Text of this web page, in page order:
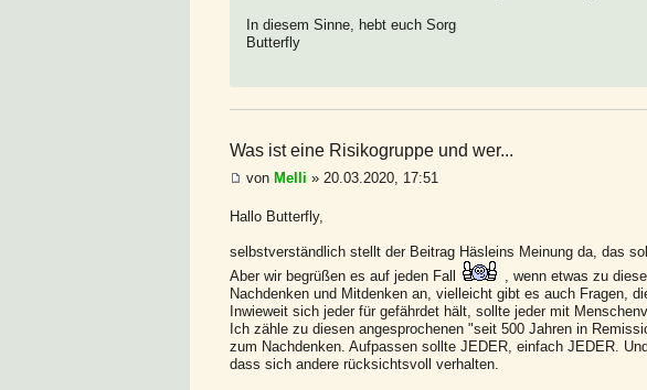
In diesem Sinne, hebt euch Sorg
Butterfly
Was ist eine Risikogruppe und wer...
von Melli » 20.03.2020, 17:51
Hallo Butterfly,
selbstverständlich stellt der Beitrag Häsleins Meinung da, das
Aber wir begrüßen es auf jeden Fall
, wenn etwas zu
Nachdenken und Mitdenken an, vielleicht gibt es auch Fragen,
Inwieweit sich jeder für gefährdet hält, sollte jeder mit
Ich zähle zu diesen angesprochenen "seit 500 Jahren in
zum Nachdenken. Aufpassen sollte JEDER, einfach JEDER.
dass sich andere rücksichtsvoll verhalten.